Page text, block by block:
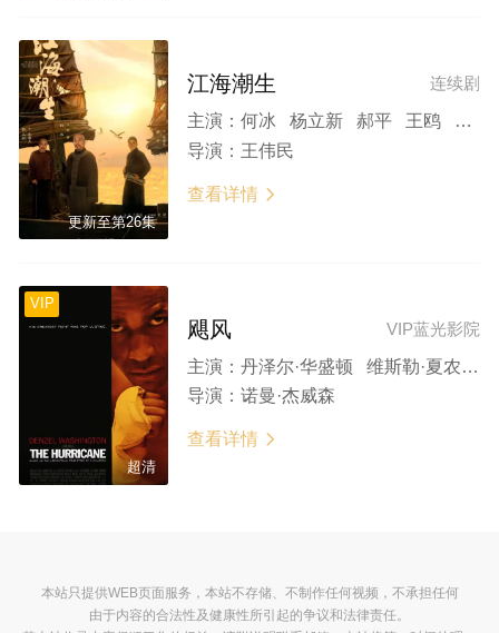
更新至第26集
连续剧
江海潮生
主演： 何冰 杨立新 郝平 王鸥 海一天 黑子 谭洋 焦刚 丁柳元 焉栩嘉 陈乔恩 刘佳 毕彦君 董勇 沈保平 何中华
导演： 王伟民
查看详情 
VIP
超清
VIP蓝光影院
飓风
主演： 丹泽尔·华盛顿 维斯勒·夏农 黛博拉·卡拉·安格 列维·施瑞博尔 约翰·汉纳
导演： 诺曼·杰威森
查看详情 
本站只提供WEB页面服务，本站不存储、不制作任何视频，不承担任何
由于内容的合法性及健康性所引起的争议和法律责任。